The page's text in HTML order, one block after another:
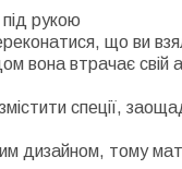
під рукою
що ви
вона втрачає свій
спеції,
дизайном, тому